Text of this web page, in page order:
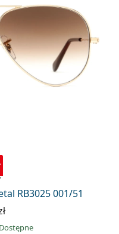
RB3025 001/51
Dostępne